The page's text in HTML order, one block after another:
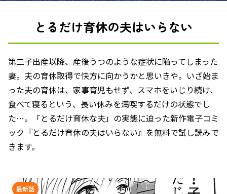
とるだけ育休の夫はいらない
第二子出産以降、産後うつのような症状に陥ってしまった
妻。夫の育休取得で快方に向かうかと思いきや。いざ始ま
った夫の育休は、家事育児もせず、スマホをいじり続け、
食べて寝るという、長い休みを満喫するだけの状態でし
た…。「とるだけ育休な夫」の実態に迫った新作電子コミ
ック『とるだけ育休の夫はいらない』を無料で試し読みで
きます。
最新話